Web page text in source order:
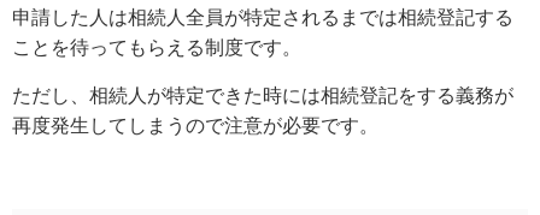
申請した人は相続人全員が特定されるまでは相続登記する
ことを待ってもらえる制度です。
ただし、相続人が特定できた時には相続登記をする義務が
再度発生してしまうので注意が必要です。